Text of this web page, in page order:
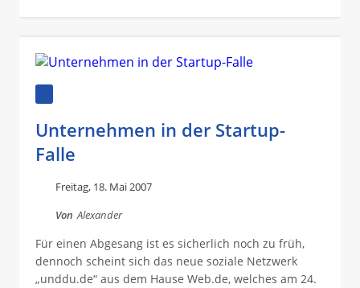
Unternehmen in der Startup-
Falle
Freitag, 18. Mai 2007
Von Alexander
Für einen Abgesang ist es sicherlich noch zu früh,
dennoch scheint sich das neue soziale Netzwerk
„unddu.de“ aus dem Hause Web.de, welches am 24.